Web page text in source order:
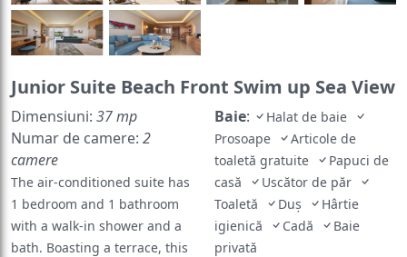
Junior Suite Beach Front Swim up Sea View
Dimensiuni: 37 mp
Numar de camere: 2
camere
The air-conditioned suite has
1 bedroom and 1 bathroom
with a walk-in shower and a
bath. Boasting a terrace, this
Baie:
Halat de baie
Prosoape
Articole de
toaletă gratuite
Papuci de
casă
Uscător de păr
Toaletă
Duș
Hârtie
igienică
Cadă
Baie
privată